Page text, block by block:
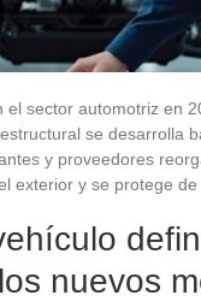
el sector automotriz en
se desarrolla
y proveedores
exterior y se protege de
nuevos